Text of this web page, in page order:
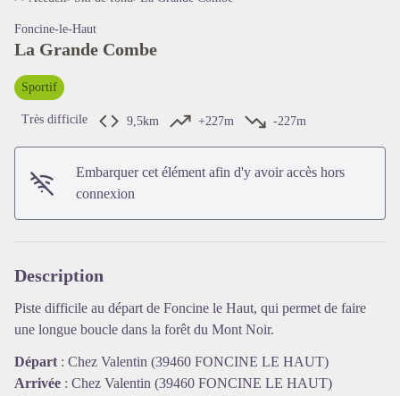
Foncine-le-Haut
La Grande Combe
Sportif
Très difficile 9,5km +227m -227m
Embarquer cet élément afin d'y avoir accès hors
connexion
Description
Piste difficile au départ de Foncine le Haut, qui permet de faire
une longue boucle dans la forêt du Mont Noir.
Départ : Chez Valentin (39460 FONCINE LE HAUT)
Arrivée : Chez Valentin (39460 FONCINE LE HAUT)